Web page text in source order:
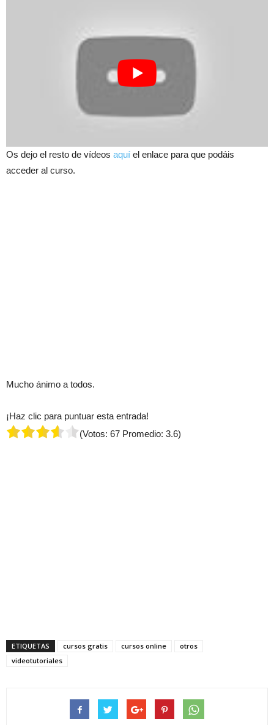
Os dejo el resto de vídeos aquí el enlace para que podáis
acceder al curso.
Mucho ánimo a todos.
¡Haz clic para puntuar esta entrada!
(Votos: 67 Promedio: 3.6)
ETIQUETAS cursos gratis cursos online
otros
videotutoriales